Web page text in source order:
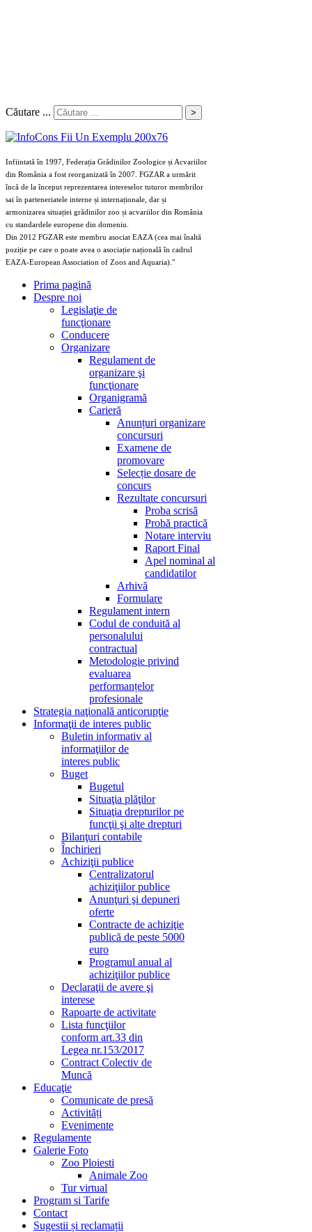
Căutare ... >
Infiintată în 1997, Federația Grădinilor Zoologice și Acvariilor
din România a fost reorganizată în 2007. FGZAR a urmărit
încă de la început reprezentarea intereselor tuturor membrilor
sai în parteneriatele interne și internaționale, dar și
armonizarea situației grădinilor zoo și acvariilor din România
cu standardele europene din domeniu.
Din 2012 FGZAR este membru asociat EAZA (cea mai înaltă
poziție pe care o poate avea o asociație națională în cadrul
EAZA-European Association of Zoos and Aquaria)."
Prima pagină
Despre noi
Legislaţie de
funcţionare
Conducere
Organizare
Regulament de
organizare şi
funcţionare
Organigramă
Carieră
Anunțuri organizare
concursuri
Examene de
promovare
Selecție dosare de
concurs
Rezultate concursuri
Proba scrisă
Probă practică
Notare interviu
Raport Final
Apel nominal al
candidatilor
Arhivă
Formulare
Regulament intern
Codul de conduită al
personalului
contractual
Metodologie privind
evaluarea
performanțelor
profesionale
Strategia naţională anticorupţie
Informaţii de interes public
Buletin informativ al
informaţiilor de
interes public
Buget
Bugetul
Situaţia plăţilor
Situaţia drepturilor pe
funcţii şi alte drepturi
Bilanţuri contabile
Închirieri
Achiziţii publice
Centralizatorul
achiziţiilor publice
Anunţuri şi depuneri
oferte
Contracte de achiziţie
publică de peste 5000
euro
Programul anual al
achiziţiilor publice
Declaraţii de avere şi
interese
Rapoarte de activitate
Lista funcţiilor
conform art.33 din
Legea nr.153/2017
Contract Colectiv de
Muncă
Educaţie
Comunicate de presă
Activități
Evenimente
Regulamente
Galerie Foto
Zoo Ploiesti
Animale Zoo
Tur virtual
Program si Tarife
Contact
Sugestii și reclamații